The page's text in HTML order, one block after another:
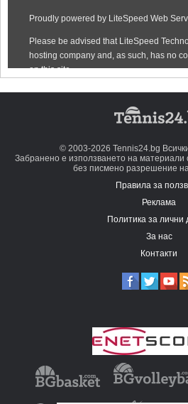
© 2003-2026 Tennis24.bg
Забранено е използването на материали
без писмено разрешение
Правила за
Реклама
Политика за лични
За нас
Контакти